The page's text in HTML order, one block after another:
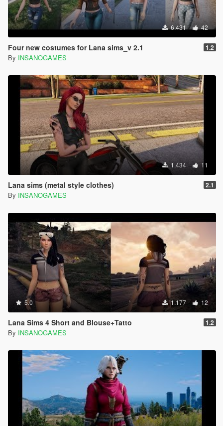
6.431 42
Four new costumes for Lana sims_v 2.1 1.2
By INSANOGAMES
1.434 11
Lana sims (metal style clothes) 2.1
By INSANOGAMES
5.0 1.177 12
Lana Sims 4 Short and Blouse+Tatto 1.2
By INSANOGAMES